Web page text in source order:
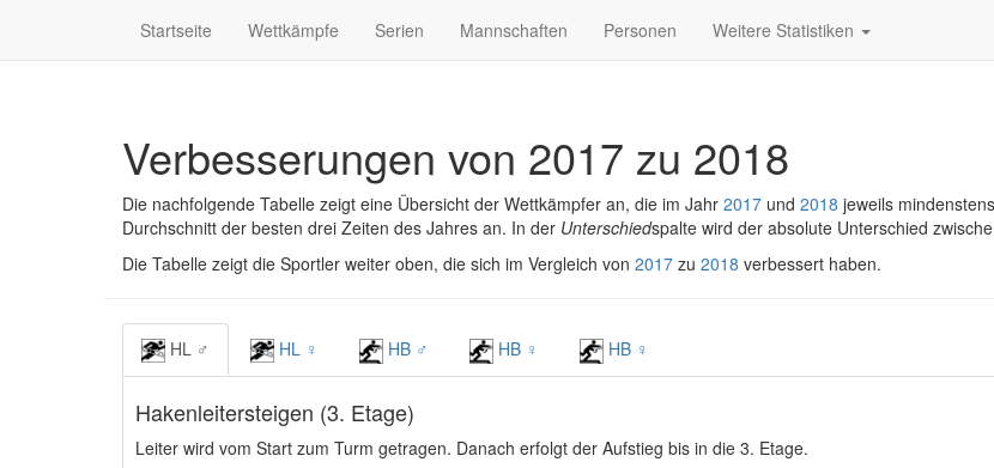
Startseite Wettkämpfe Serien Mannschaften Personen Weitere Statistiken
Verbesserungen von 2017 zu 2018
Die nachfolgende Tabelle zeigt eine Übersicht der Wettkämpfer an, die im Jahr 2017 und 2018 jeweils
Durchschnitt der besten drei Zeiten des Jahres an. In der Unterschiedspalte wird der absolute Unterschied
Die Tabelle zeigt die Sportler weiter oben, die sich im Vergleich von 2017 zu 2018 verbessert haben.
HL ♂ HL ♀ HB ♂ HB ♀ HB ♀
Hakenleitersteigen (3. Etage)
Leiter wird vom Start zum Turm getragen. Danach erfolgt der Aufstieg bis in die 3. Etage.